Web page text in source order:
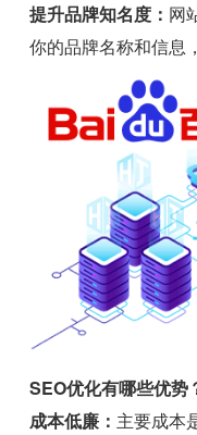
提升品牌知名度： 网
你的品牌名称和信息
SEO优化有哪些优势
成本低廉： 主要成本